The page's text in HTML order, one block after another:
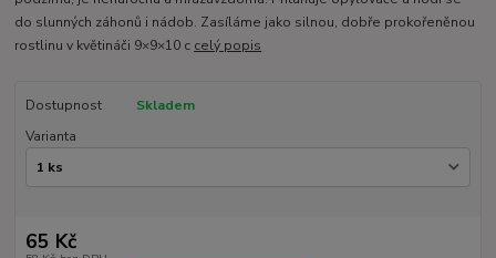
do slunných záhonů i nádob. Zasíláme jako silnou, dobře prokořeněnou
rostlinu v květináči 9×9×10 c celý popis
Dostupnost
Skladem
Varianta
65 Kč